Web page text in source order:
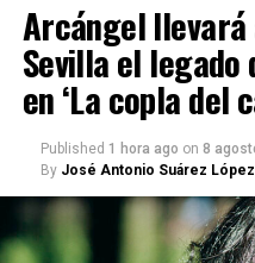
Arcángel llevará
Sevilla el legado
en ‘La copla del
Published 1 hora ago on 8
By José Antonio Suárez López